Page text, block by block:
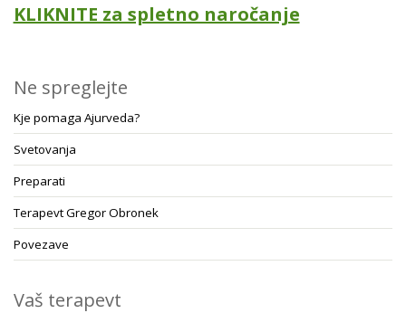
KLIKNITE za spletno naročanje
Ne spreglejte
Kje pomaga Ajurveda?
Svetovanja
Preparati
Terapevt Gregor Obronek
Povezave
Vaš terapevt